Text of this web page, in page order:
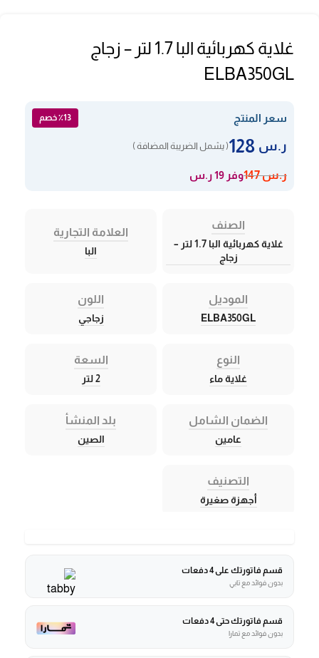
غلاية كهربائية البا 1.7 لتر – زجاج
ELBA350GL
سعر المنتج ٪13 خصم
ر.س ( يشمل الضريبة المضافة )
ر.س147 وفر 19 ر.س
الصنف
غلاية كهربائية البا 1.7 لتر –
زجاج
العلامة التجارية
البا
الموديل
ELBA350GL
اللون
زجاجي
النوع
غلاية ماء
السعة
2 لتر
الضمان الشامل
عامين
بلد المنشأ
الصين
التصنيف
أجهزة صغيرة
قسم فاتورتك على 4 دفعات
بدون فوائد مع تابي
قسم فاتورتك حتى 4 دفعات
بدون فوائد مع تمارا